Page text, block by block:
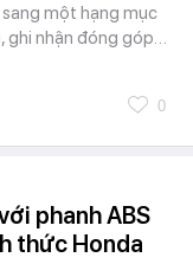
một hạng mục
ghi nhận đóng góp…
0
phanh ABS
thức Honda